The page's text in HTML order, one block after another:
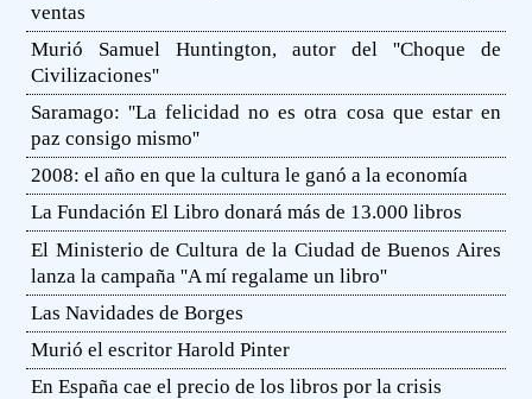
ventas
Murió Samuel Huntington, autor del ''Choque de
Civilizaciones''
Saramago: ''La felicidad no es otra cosa que estar en
paz consigo mismo''
2008: el año en que la cultura le ganó a la economía
La Fundación El Libro donará más de 13.000 libros
El Ministerio de Cultura de la Ciudad de Buenos Aires
lanza la campaña ''A mí regalame un libro''
Las Navidades de Borges
Murió el escritor Harold Pinter
En España cae el precio de los libros por la crisis